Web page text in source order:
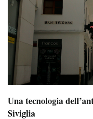
Una tecnologia
Siviglia